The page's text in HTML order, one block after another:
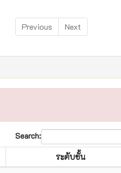
Previous
Next
Search:
ระดับชั้น